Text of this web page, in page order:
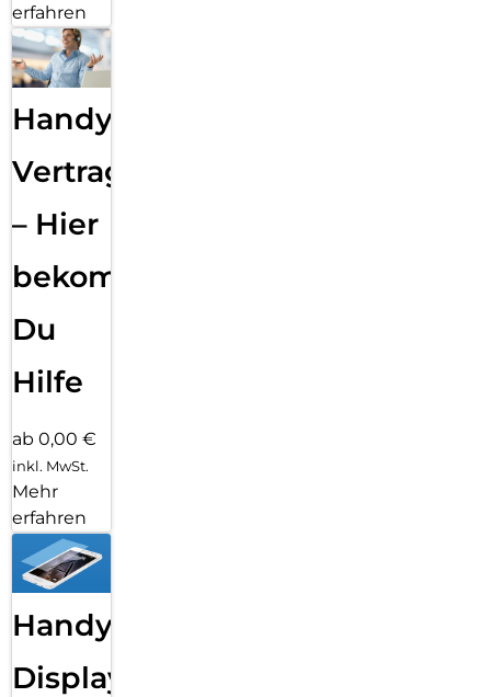
erfahren
Handy
Vertragsabwicklung
– Hier
bekommst
Du
Hilfe
ab 0,00 €
inkl. MwSt.
Mehr
erfahren
Handy
Displayfolie